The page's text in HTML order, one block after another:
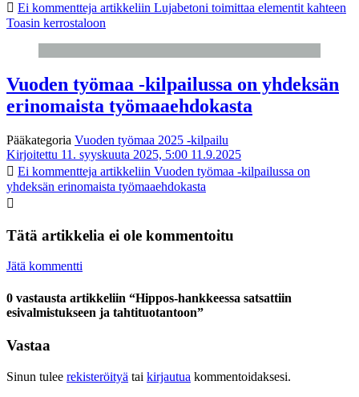
Ei kommentteja artikkeliin Lujabetoni toimittaa elementit kahteen
Toasin kerrostaloon
Vuoden työmaa -kilpailussa on yhdeksän
erinomaista työmaaehdokasta
Pääkategoria Vuoden työmaa 2025 -kilpailu
Kirjoitettu 11. syyskuuta 2025, 5:00 11.9.2025
Ei kommentteja artikkeliin Vuoden työmaa -kilpailussa on
yhdeksän erinomaista työmaaehdokasta
Tätä artikkelia ei ole kommentoitu
Jätä kommentti
0 vastausta artikkeliin “Hippos-hankkeessa satsattiin
esivalmistukseen ja tahtituotantoon”
Vastaa
Sinun tulee rekisteröityä tai kirjautua kommentoidaksesi.